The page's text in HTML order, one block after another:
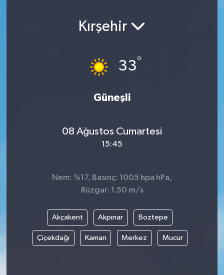
Kırşehir
33°
Güneşli
08 Ağustos Cumartesi
15:45
Nem: %17, Basınç: 1005 hpa hPa,
Rüzgar: 1.50 m/s
Akçakent Akpınar Boztepe
Çiçekdağı Kaman Merkez Mucur